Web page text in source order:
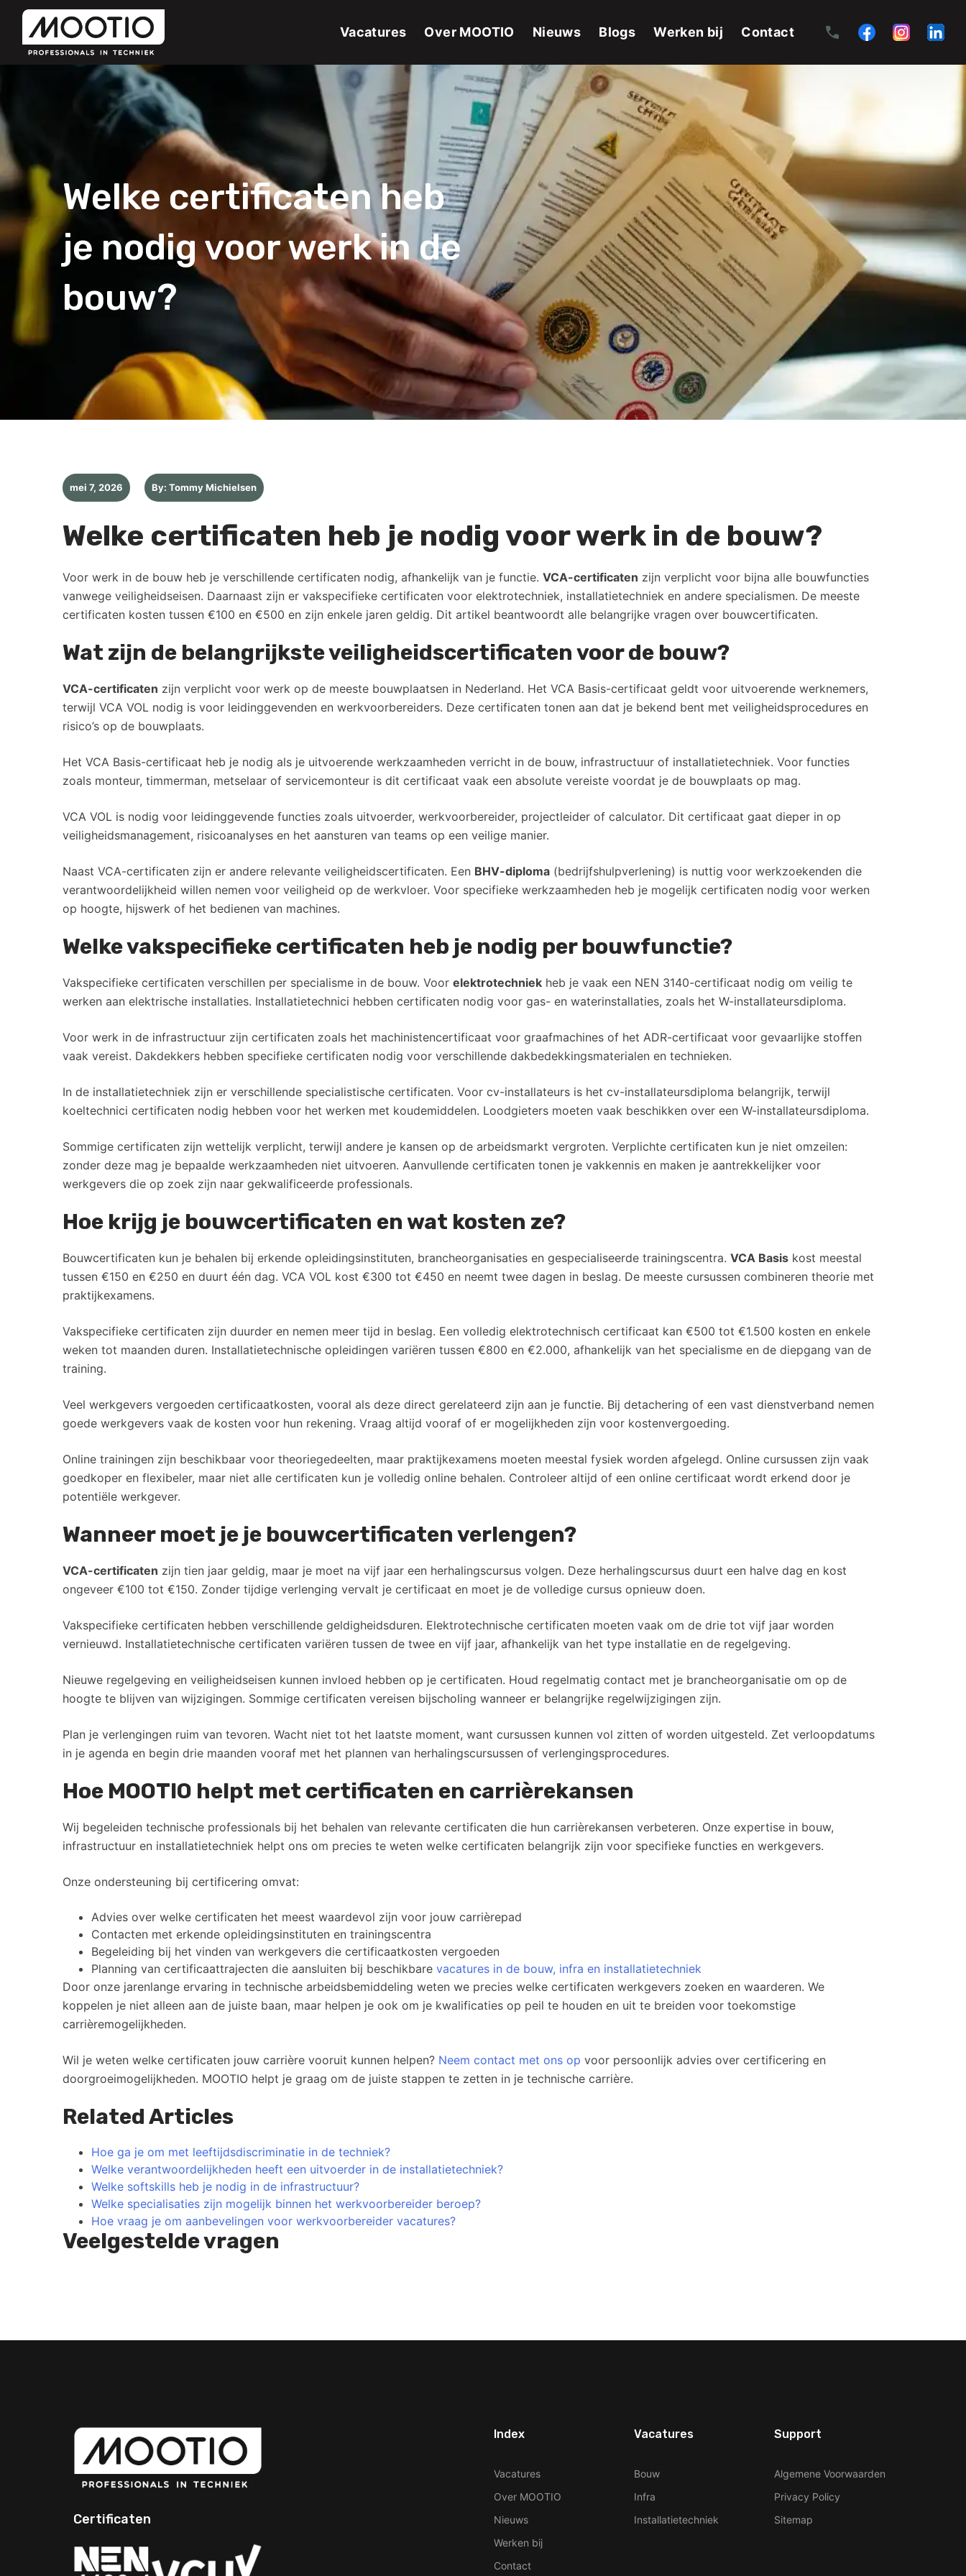
contentMOOTIO
Vacatures Over MOOTIO Nieuws Blogs Werken bij Contact
Welke certificaten heb
je nodig voor werk in de
bouw?
mei 7, 2026 By: Tommy Michielsen
Welke certificaten heb je nodig voor werk in de bouw?
Voor werk in de bouw heb je verschillende certificaten nodig, afhankelijk van je functie. VCA-certificaten zijn verplicht voor bijna alle bouwfuncties
vanwege veiligheidseisen. Daarnaast zijn er vakspecifieke certificaten voor elektrotechniek, installatietechniek en andere specialismen. De meeste
certificaten kosten tussen €100 en €500 en zijn enkele jaren geldig. Dit artikel beantwoordt alle belangrijke vragen over bouwcertificaten.
Wat zijn de belangrijkste veiligheidscertificaten voor de bouw?
VCA-certificaten zijn verplicht voor werk op de meeste bouwplaatsen in Nederland. Het VCA Basis-certificaat geldt voor uitvoerende werknemers,
terwijl VCA VOL nodig is voor leidinggevenden en werkvoorbereiders. Deze certificaten tonen aan dat je bekend bent met veiligheidsprocedures en
risico’s op de bouwplaats.
Het VCA Basis-certificaat heb je nodig als je uitvoerende werkzaamheden verricht in de bouw, infrastructuur of installatietechniek. Voor functies
zoals monteur, timmerman, metselaar of servicemonteur is dit certificaat vaak een absolute vereiste voordat je de bouwplaats op mag.
VCA VOL is nodig voor leidinggevende functies zoals uitvoerder, werkvoorbereider, projectleider of calculator. Dit certificaat gaat dieper in op
veiligheidsmanagement, risicoanalyses en het aansturen van teams op een veilige manier.
Naast VCA-certificaten zijn er andere relevante veiligheidscertificaten. Een BHV-diploma (bedrijfshulpverlening) is nuttig voor werkzoekenden die
verantwoordelijkheid willen nemen voor veiligheid op de werkvloer. Voor specifieke werkzaamheden heb je mogelijk certificaten nodig voor werken
op hoogte, hijswerk of het bedienen van machines.
Welke vakspecifieke certificaten heb je nodig per bouwfunctie?
Vakspecifieke certificaten verschillen per specialisme in de bouw. Voor elektrotechniek heb je vaak een NEN 3140-certificaat nodig om veilig te
werken aan elektrische installaties. Installatietechnici hebben certificaten nodig voor gas- en waterinstallaties, zoals het W-installateursdiploma.
Voor werk in de infrastructuur zijn certificaten zoals het machinistencertificaat voor graafmachines of het ADR-certificaat voor gevaarlijke stoffen
vaak vereist. Dakdekkers hebben specifieke certificaten nodig voor verschillende dakbedekkingsmaterialen en technieken.
In de installatietechniek zijn er verschillende specialistische certificaten. Voor cv-installateurs is het cv-installateursdiploma belangrijk, terwijl
koeltechnici certificaten nodig hebben voor het werken met koudemiddelen. Loodgieters moeten vaak beschikken over een W-installateursdiploma.
Sommige certificaten zijn wettelijk verplicht, terwijl andere je kansen op de arbeidsmarkt vergroten. Verplichte certificaten kun je niet omzeilen:
zonder deze mag je bepaalde werkzaamheden niet uitvoeren. Aanvullende certificaten tonen je vakkennis en maken je aantrekkelijker voor
werkgevers die op zoek zijn naar gekwalificeerde professionals.
Hoe krijg je bouwcertificaten en wat kosten ze?
Bouwcertificaten kun je behalen bij erkende opleidingsinstituten, brancheorganisaties en gespecialiseerde trainingscentra. VCA Basis kost meestal
tussen €150 en €250 en duurt één dag. VCA VOL kost €300 tot €450 en neemt twee dagen in beslag. De meeste cursussen combineren theorie met
praktijkexamens.
Vakspecifieke certificaten zijn duurder en nemen meer tijd in beslag. Een volledig elektrotechnisch certificaat kan €500 tot €1.500 kosten en enkele
weken tot maanden duren. Installatietechnische opleidingen variëren tussen €800 en €2.000, afhankelijk van het specialisme en de diepgang van de
training.
Veel werkgevers vergoeden certificaatkosten, vooral als deze direct gerelateerd zijn aan je functie. Bij detachering of een vast dienstverband nemen
goede werkgevers vaak de kosten voor hun rekening. Vraag altijd vooraf of er mogelijkheden zijn voor kostenvergoeding.
Online trainingen zijn beschikbaar voor theoriegedeelten, maar praktijkexamens moeten meestal fysiek worden afgelegd. Online cursussen zijn vaak
goedkoper en flexibeler, maar niet alle certificaten kun je volledig online behalen. Controleer altijd of een online certificaat wordt erkend door je
potentiële werkgever.
Wanneer moet je je bouwcertificaten verlengen?
VCA-certificaten zijn tien jaar geldig, maar je moet na vijf jaar een herhalingscursus volgen. Deze herhalingscursus duurt een halve dag en kost
ongeveer €100 tot €150. Zonder tijdige verlenging vervalt je certificaat en moet je de volledige cursus opnieuw doen.
Vakspecifieke certificaten hebben verschillende geldigheidsduren. Elektrotechnische certificaten moeten vaak om de drie tot vijf jaar worden
vernieuwd. Installatietechnische certificaten variëren tussen de twee en vijf jaar, afhankelijk van het type installatie en de regelgeving.
Nieuwe regelgeving en veiligheidseisen kunnen invloed hebben op je certificaten. Houd regelmatig contact met je brancheorganisatie om op de
hoogte te blijven van wijzigingen. Sommige certificaten vereisen bijscholing wanneer er belangrijke regelwijzigingen zijn.
Plan je verlengingen ruim van tevoren. Wacht niet tot het laatste moment, want cursussen kunnen vol zitten of worden uitgesteld. Zet verloopdatums
in je agenda en begin drie maanden vooraf met het plannen van herhalingscursussen of verlengingsprocedures.
Hoe MOOTIO helpt met certificaten en carrièrekansen
Wij begeleiden technische professionals bij het behalen van relevante certificaten die hun carrièrekansen verbeteren. Onze expertise in bouw,
infrastructuur en installatietechniek helpt ons om precies te weten welke certificaten belangrijk zijn voor specifieke functies en werkgevers.
Onze ondersteuning bij certificering omvat:
Advies over welke certificaten het meest waardevol zijn voor jouw carrièrepad
Contacten met erkende opleidingsinstituten en trainingscentra
Begeleiding bij het vinden van werkgevers die certificaatkosten vergoeden
Planning van certificaattrajecten die aansluiten bij beschikbare vacatures in de bouw, infra en installatietechniek
Door onze jarenlange ervaring in technische arbeidsbemiddeling weten we precies welke certificaten werkgevers zoeken en waarderen. We
koppelen je niet alleen aan de juiste baan, maar helpen je ook om je kwalificaties op peil te houden en uit te breiden voor toekomstige
carrièremogelijkheden.
Wil je weten welke certificaten jouw carrière vooruit kunnen helpen? Neem contact met ons op voor persoonlijk advies over certificering en
doorgroeimogelijkheden. MOOTIO helpt je graag om de juiste stappen te zetten in je technische carrière.
Related Articles
Hoe ga je om met leeftijdsdiscriminatie in de techniek?
Welke verantwoordelijkheden heeft een uitvoerder in de installatietechniek?
Welke softskills heb je nodig in de infrastructuur?
Welke specialisaties zijn mogelijk binnen het werkvoorbereider beroep?
Hoe vraag je om aanbevelingen voor werkvoorbereider vacatures?
Veelgestelde vragen
Certificaten
Index
Vacatures
Over MOOTIO
Nieuws
Werken bij
Contact
Vacatures
Bouw
Infra
Installatietechniek
Support
Algemene Voorwaarden
Privacy Policy
Sitemap